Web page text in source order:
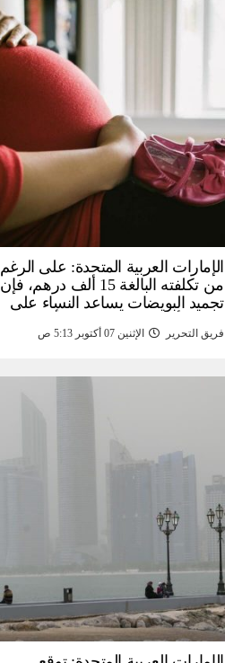
الإمارات العربية المتحدة: على الرغم
من تكلفته البالغة 15 ألف درهم، فإن
تجميد البويضات يساعد النساء على
أخبار
فريق التحرير الإثنين 07 أكتوبر 5:13 ص